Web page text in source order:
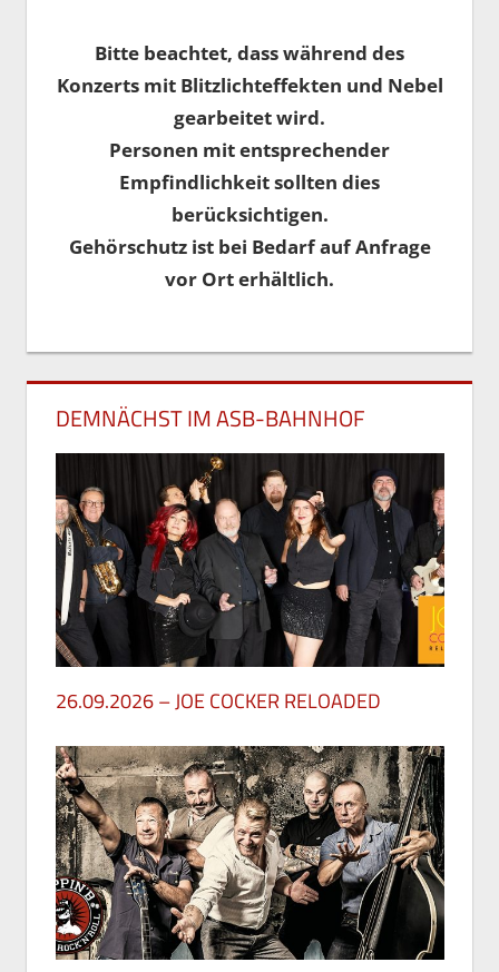
Bitte beachtet, dass während des
Konzerts mit Blitzlichteffekten und Nebel
gearbeitet wird.
Personen mit entsprechender
Empfindlichkeit sollten dies
berücksichtigen.
Gehörschutz ist bei Bedarf auf Anfrage
vor Ort erhältlich.
DEMNÄCHST IM ASB-BAHNHOF
26.09.2026 – JOE COCKER RELOADED